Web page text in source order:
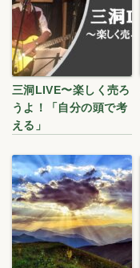
三洞LIVE〜楽しく売ろ
うよ！「自分の頭で考
える」